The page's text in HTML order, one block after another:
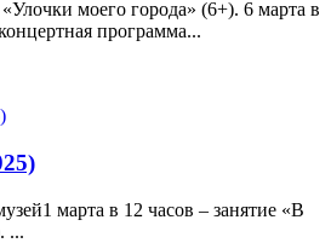
моего города» (6+). 6 марта в
программа...
марта в 12 часов – занятие «В
...